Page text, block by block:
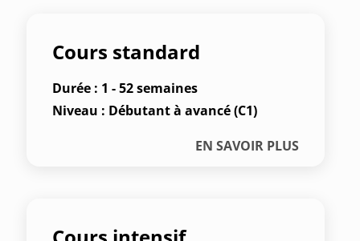
Cours standard
Durée : 1 - 52 semaines
Niveau : Débutant à avancé (C1)
EN SAVOIR PLUS